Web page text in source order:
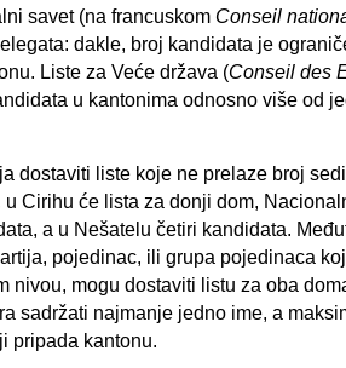
savet (na francuskom Conseil
dakle, broj kandidata je
Liste za Veće država (Conseil des
u kantonima odnosno više od
dostaviti liste koje ne prelaze broj
u Cirihu će lista za donji dom,
a u Nešatelu četiri kandidata.
pojedinac, ili grupa pojedinaca
nivou, mogu dostaviti listu za oba
sadržati najmanje jedno ime, a
pripada kantonu.